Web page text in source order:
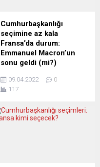
gelecekler. Ancak Macron’un
arayı fazla...
Cumhurbaşkanlığı
seçimine az kala
Fransa’da durum:
Emmanuel Macron’un
sonu geldi (mi?)
yaşlanan Avrupa’nın kendini
vazgeçilmez sanan,
devletinin burnundan kıl
aldırmayan Jupiter mi,
09.04.2022
0
117